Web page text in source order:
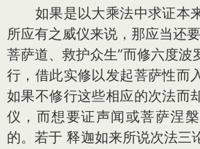
如果是以大乘法中求证本
所应有之威仪来说，那应当还
菩萨道、救护众生”而修六度波
行，借此实修以发起菩萨性而
如果不修行这些相应的次法而
仪，而想要证声闻或菩萨涅
的。若于 释迦如来所说次法三